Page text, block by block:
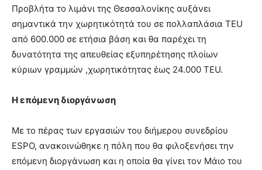
Προβλήτα το λιμάνι της Θεσσαλονίκης αυξάνει
σημαντικά την χωρητικότητά του σε πολλαπλάσια TEU
από 600.000 σε ετήσια βάση και θα παρέχει τη
δυνατότητα της απευθείας εξυπηρέτησης πλοίων
κύριων γραμμών ,χωρητικότητας έως 24.000 TEU.
Η επόμενη διοργάνωση
Με το πέρας των εργασιών του διήμερου συνεδρίου
ESPO, ανακοινώθηκε η πόλη που θα φιλοξενήσει την
επόμενη διοργάνωση και η οποία θα γίνει τον Μάιο του